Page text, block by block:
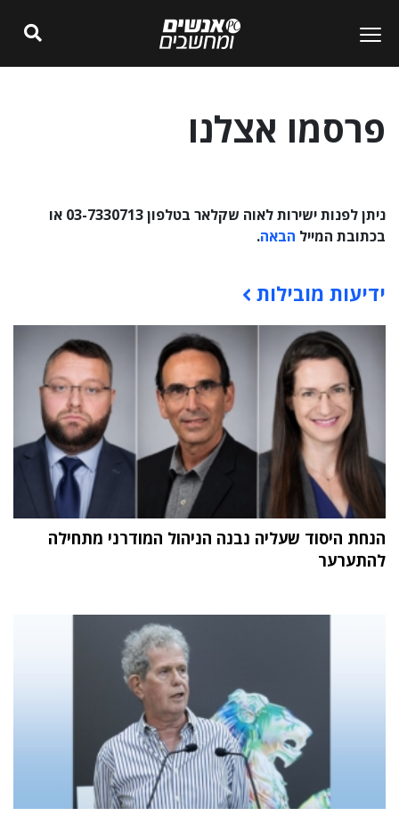
פרסמו אצלנו
ניתן לפנות ישירות לאוה שקלאר בטלפון 03-7330713 או
בכתובת המייל הבאה.
תוכן פרסומי
ידיעות מובילות
הנחת היסוד שעליה נבנה הניהול המודרני מתחילה
להתערער